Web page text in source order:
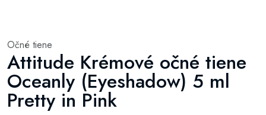
Očné tiene
Attitude Krémové očné tiene
Oceanly (Eyeshadow) 5 ml
Pretty in Pink